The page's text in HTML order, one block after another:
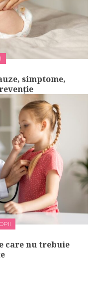
simptome,
care nu trebuie